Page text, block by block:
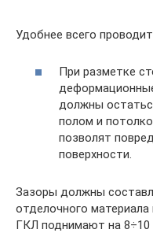
Удобнее всего
При разметке
должны
полом и
позволят
поверхности.
Зазоры должны
отделочного
ГКЛ поднимают на 8÷10